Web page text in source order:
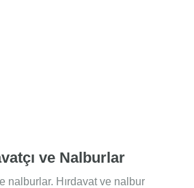
ve Nalburlar
nalburlar. Hırdavat ve nalbur